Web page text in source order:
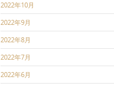
2022年10月
2022年9月
2022年8月
2022年7月
2022年6月